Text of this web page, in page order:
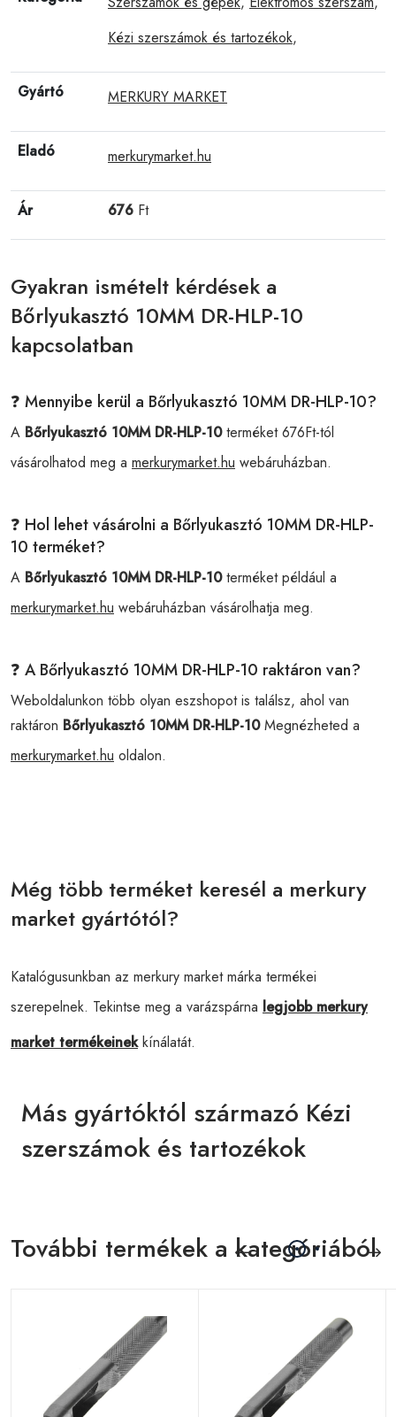
Kézi szerszámok és tartozékok,
Gyártó MERKURY MARKET
Eladó merkurymarket.hu
Ár 676 Ft
Gyakran ismételt kérdések a
Bőrlyukasztó 10MM DR-HLP-10
kapcsolatban
❓ Mennyibe kerül a Bőrlyukasztó 10MM DR-HLP-10?
A Bőrlyukasztó 10MM DR-HLP-10terméket 676Ft-tól
vásárolhatod meg a merkurymarket.hu webáruházban.
❓ Hol lehet vásárolni a Bőrlyukasztó 10MM DR-HLP-
10 terméket?
A Bőrlyukasztó 10MM DR-HLP-10terméket például a
merkurymarket.hu webáruházban vásárolhatja meg.
❓ A Bőrlyukasztó 10MM DR-HLP-10 raktáron van?
Weboldalunkon több olyan eszshopot is találsz, ahol van
raktáron Bőrlyukasztó 10MM DR-HLP-10Megnézheted a
merkurymarket.hu oldalon.
Még több terméket keresél a merkury
market gyártótól?
Katalógusunkban az merkury market márka termékei
szerepelnek. Tekintse meg a varázspárna legjobb merkury
market termékeinekkínálatát.
Más gyártóktól származó Kézi
szerszámok és tartozékok
További termékek a kategóriából